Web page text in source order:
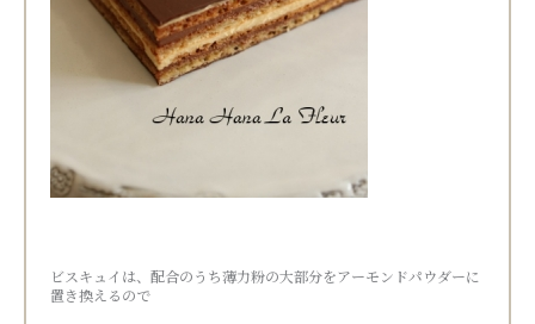
ビスキュイは、配合のうち薄力粉の大部分をアーモンドパウダーに
置き換えるので